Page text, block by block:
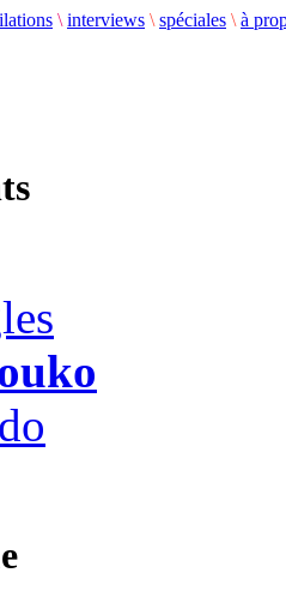
\ interviews \ spéciales \ à